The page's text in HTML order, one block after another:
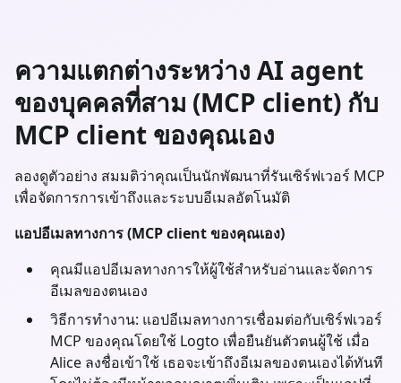
ความแตกต่างระหว่าง AI agent
ของบุคคลที่สาม (MCP client) กับ
MCP client ของคุณเอง
ลองดูตัวอย่าง สมมติว่าคุณเป็นนักพัฒนาที่รันเซิร์ฟเวอร์ MCP
เพื่อจัดการการเข้าถึงและระบบอีเมลอัตโนมัติ
แอปอีเมลทางการ (MCP client ของคุณเอง)
คุณมีแอปอีเมลทางการให้ผู้ใช้สำหรับอ่านและจัดการ
อีเมลของตนเอง
วิธีการทำงาน: แอปอีเมลทางการเชื่อมต่อกับเซิร์ฟเวอร์
MCP ของคุณโดยใช้ Logto เพื่อยืนยันตัวตนผู้ใช้ เมื่อ
Alice ลงชื่อเข้าใช้ เธอจะเข้าถึงอีเมลของตนเองได้ทันที